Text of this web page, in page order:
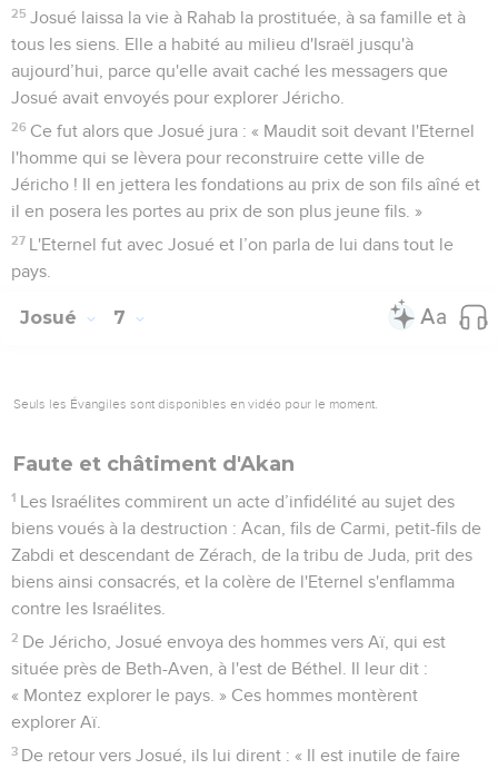
25 Josué laissa la vie à Rahab la prostituée, à sa famille et à
tous les siens. Elle a habité au milieu d'Israël jusqu'à
aujourd’hui, parce qu'elle avait caché les messagers que
Josué avait envoyés pour explorer Jéricho.
26 Ce fut alors que Josué jura : « Maudit soit devant l'Eternel
l'homme qui se lèvera pour reconstruire cette ville de
Jéricho ! Il en jettera les fondations au prix de son fils aîné et
il en posera les portes au prix de son plus jeune fils. »
27 L'Eternel fut avec Josué et l’on parla de lui dans tout le
pays.
Josué 7
Seuls les Évangiles sont disponibles en vidéo pour le moment.
Faute et châtiment d'Akan
1 Les Israélites commirent un acte d’infidélité au sujet des
biens voués à la destruction : Acan, fils de Carmi, petit-fils de
Zabdi et descendant de Zérach, de la tribu de Juda, prit des
biens ainsi consacrés, et la colère de l'Eternel s'enflamma
contre les Israélites.
2 De Jéricho, Josué envoya des hommes vers Aï, qui est
située près de Beth-Aven, à l'est de Béthel. Il leur dit :
« Montez explorer le pays. » Ces hommes montèrent
explorer Aï.
3 De retour vers Josué, ils lui dirent : « Il est inutile de faire